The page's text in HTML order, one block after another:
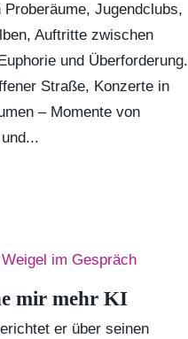
Proberäume, Jugendclubs,
Auftritte zwischen
und Überforderung.
Straße, Konzerte in
– Momente von
mir mehr KI
er über seinen